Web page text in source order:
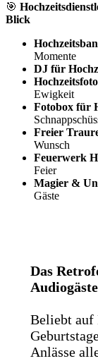
🎯
Blick
Momente
DJ für
Ewigkeit
Fotobox für
Freier
Wunsch
Feuerwerk
Feier
Magier &
Gäste
Das
Beliebt auf
Anlässe